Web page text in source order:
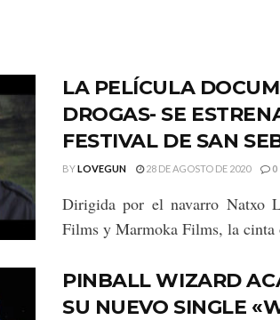
LA PELÍCULA
DROGAS- SE
FESTIVAL DE SAN
BYLOVEGUN 28 DE AGOSTO DE 2020 0
Dirigida por el navarro Natxo
Films y Marmoka Films, la cinta
PINBALL WIZARD
SU NUEVO SINGLE